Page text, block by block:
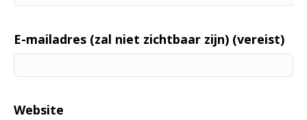
E-mailadres (zal niet zichtbaar zijn) (vereist)
Website